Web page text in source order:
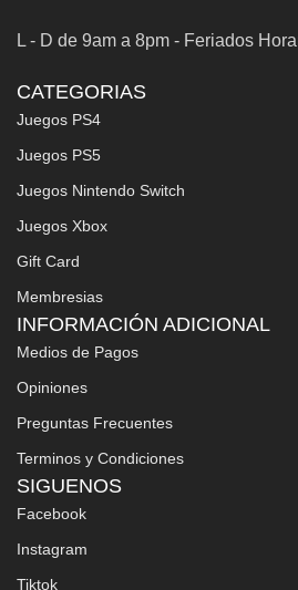
L - D de 9am a 8pm - Feriados
CATEGORIAS
Juegos PS4
Juegos PS5
Juegos Nintendo Switch
Juegos Xbox
Gift Card
Membresias
INFORMACIÓN ADICIONAL
Medios de Pagos
Opiniones
Preguntas Frecuentes
Terminos y Condiciones
SIGUENOS
Facebook
Instagram
Tiktok